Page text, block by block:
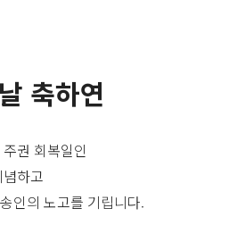
축하연
권 회복일인
하고
인의 노고를 기립니다.